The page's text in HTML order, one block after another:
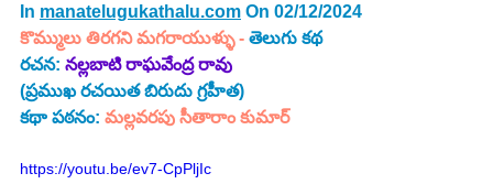
In manatelugukathalu.com On 02/12/2024
కొమ్ములు తిరగని మగరాయుళ్ళు - తెలుగు కథ
రచన: నల్లబాటి రాఘవేంద్ర రావు
(ప్రముఖ రచయిత బిరుదు గ్రహీత)
కథా పఠనం: మల్లవరపు సీతారాం కుమార్
https://youtu.be/ev7-CpPljIc